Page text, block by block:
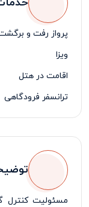
پرواز رفت و
ویزا
اقامت در هتل
ترانسفر فرودگاهی
بیمه مسافرتی
لیدر مسافرتی
مسئولیت کنترل